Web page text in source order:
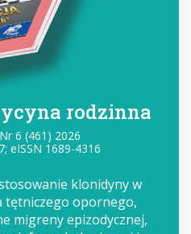
rodzinna
6 (461) 2026
eISSN 1689-4316
klonidyny w
tętniczego opornego,
migreny epizodycznej,